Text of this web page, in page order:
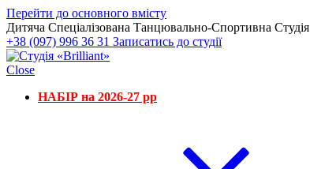
Перейти до основного вмісту
Дитяча Спеціалізована Танцювально-Спортивна Студія
+38 (097) 996 36 31 Записатись до студії
Close
НАБІР на 2026-27 рр